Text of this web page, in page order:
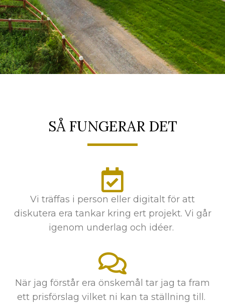
SÅ FUNGERAR DET
Vi träffas i person eller digitalt för att
diskutera era tankar kring ert projekt. Vi går
igenom underlag och idéer.
När jag förstår era önskemål tar jag ta fram
ett prisförslag vilket ni kan ta ställning till.